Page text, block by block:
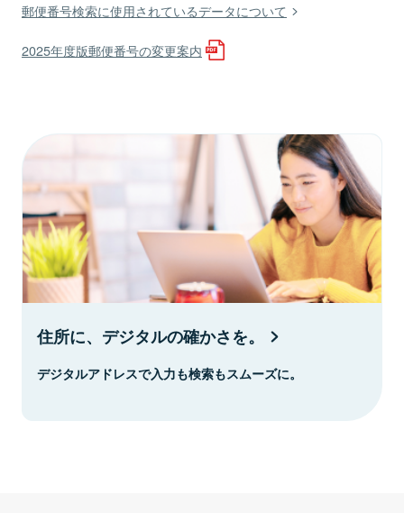
郵便番号検索に使用されているデータについて
2025年度版郵便番号の変更案内
住所に、デジタルの確かさを。
デジタルアドレスで入力も検索もスムーズに。